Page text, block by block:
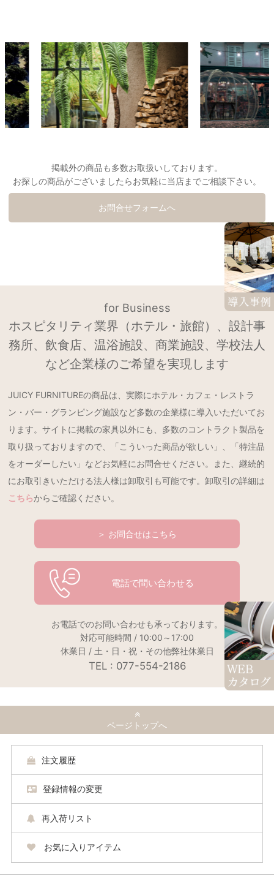
掲載外の商品も多数お取扱いしております。
お探しの商品がございましたらお気軽に当店までご相談下さい。
お問合せフォームへ
for Business
ホスピタリティ業界（ホテル・旅館）、設計事
務所、飲食店、温浴施設、商業施設、学校法人
など企業様のご希望を実現します
JUICY FURNITUREの商品は、実際にホテル・カフェ・レストラ
ン・バー・グランピング施設など多数の企業様に導入いただいてお
ります。サイトに掲載の家具以外にも、多数のコントラクト製品を
取り扱っておりますので、「こういった商品が欲しい」、「特注品
をオーダーしたい」などお気軽にお問合せください。また、継続的
にお取引きいただける法人様は卸取引も可能です。卸取引の詳細は
こちらからご確認ください。
＞ お問合せはこちら
電話で問い合わせる
お電話でのお問い合わせも承っております。
対応可能時間 / 10:00～17:00
休業日 / 土・日・祝・その他弊社休業日
TEL : 077-554-2186
ページトップへ
注文履歴
登録情報の変更
再入荷リスト
お気に入りアイテム